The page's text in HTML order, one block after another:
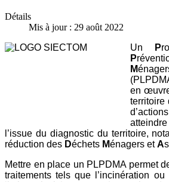
Détails
Mis à jour : 29 août 2022
Un
P
P
M
en
territoire
l’issue du diagnostic du territoire,
réduction des Déchets Ménagers etA
Mettre en place un PLPDMA permet
traitements tels que l’incinération ou